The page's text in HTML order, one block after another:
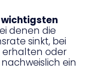
wichtigsten
denen die
sinkt, bei
erhalten oder
ein